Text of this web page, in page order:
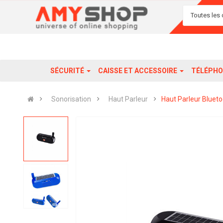
Toutes les
SÉCURITÉ CAISSE ET ACCESSOIRE
Sonorisation Haut Parleur Haut Parleur